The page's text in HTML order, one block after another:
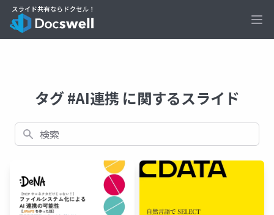
タグ #AI連携 に関するスライド
検索